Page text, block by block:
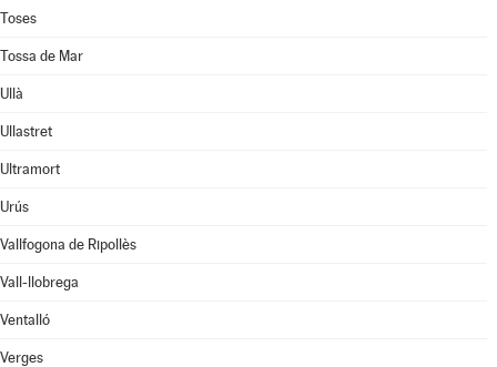
Toses
Tossa de Mar
Ullà
Ullastret
Ultramort
Urús
Vallfogona de Ripollès
Vall-llobrega
Ventalló
Verges